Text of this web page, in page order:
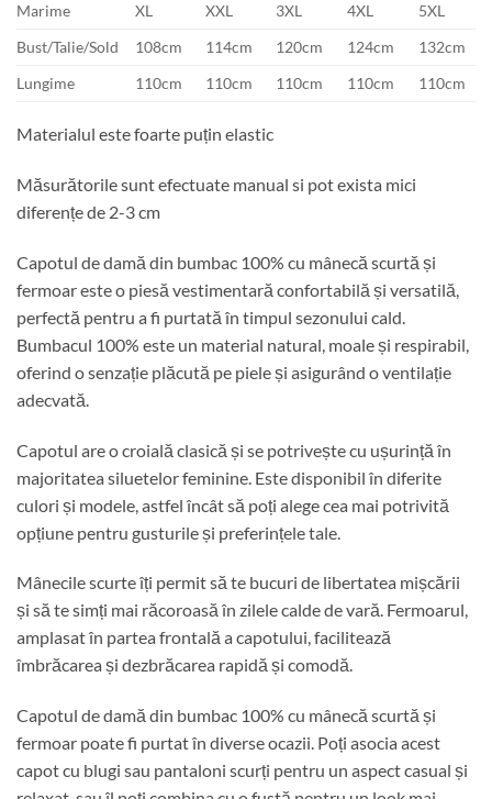
Marime XL XXL 3XL 4XL
5XL
Bust/Talie/Sold
108cm 114cm 120cm 124cm
132cm
Lungime
110cm 110cm 110cm 110cm 110cm
Materialul este foarte puțin elastic
Măsurătorile sunt efectuate manual si pot exista mici
diferențe de 2-3 cm
Capotul de damă din bumbac 100% cu mânecă scurtă și
fermoar este o piesă vestimentară confortabilă și versatilă,
perfectă pentru a fi purtată în timpul sezonului cald.
Bumbacul 100% este un material natural, moale și respirabil,
oferind o senzație plăcută pe piele și asigurând o ventilație
adecvată.
Capotul are o croială clasică și se potrivește cu ușurință în
majoritatea siluetelor feminine. Este disponibil în diferite
culori și modele, astfel încât să poți alege cea mai potrivită
opțiune pentru gusturile și preferințele tale.
Mânecile scurte îți permit să te bucuri de libertatea mișcării
și să te simți mai răcoroasă în zilele calde de vară. Fermoarul,
amplasat în partea frontală a capotului, facilitează
îmbrăcarea și dezbrăcarea rapidă și comodă.
Capotul de damă din bumbac 100% cu mânecă scurtă și
fermoar poate fi purtat în diverse ocazii. Poți asocia acest
capot cu blugi sau pantaloni scurți pentru un aspect casual și